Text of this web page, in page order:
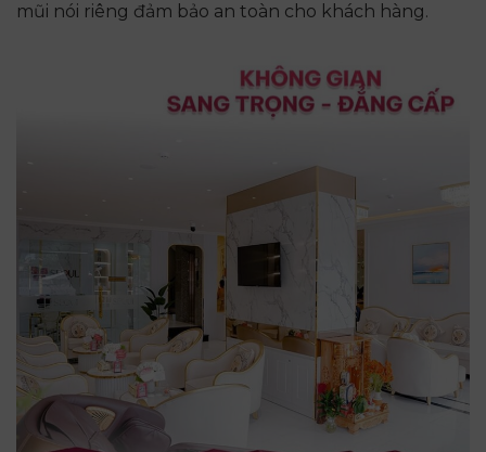
mũi nói riêng đảm bảo an toàn cho khách hàng.